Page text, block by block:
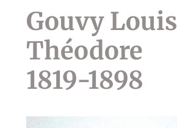
Gouvy Louis
Théodore
1819-1898